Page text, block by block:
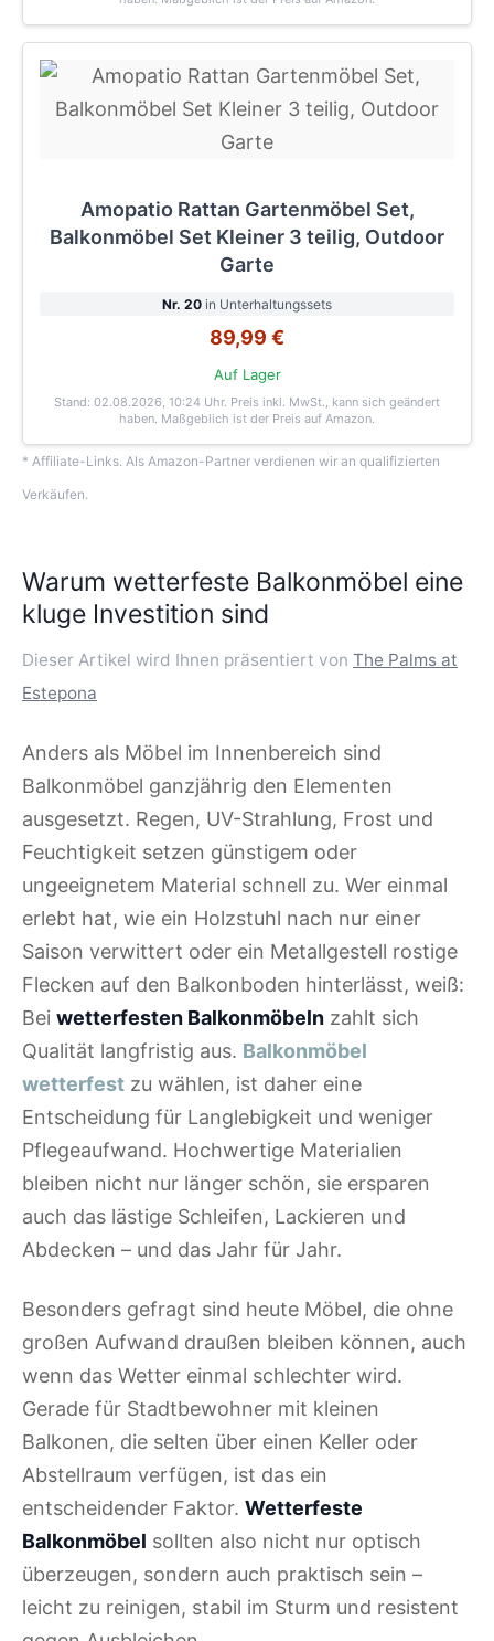
Amopatio Rattan Gartenmöbel Set,
Balkonmöbel Set Kleiner 3 teilig, Outdoor
Garte
Nr. 20 in Unterhaltungssets
89,99 €
Auf Lager
Stand: 02.08.2026, 10:24 Uhr. Preis inkl. MwSt., kann sich geändert
haben. Maßgeblich ist der Preis auf Amazon.
* Affiliate-Links. Als Amazon-Partner verdienen wir an qualifizierten
Verkäufen.
Warum wetterfeste Balkonmöbel eine
kluge Investition sind
Dieser Artikel wird Ihnen präsentiert von The Palms at
Estepona
Anders als Möbel im Innenbereich sind
Balkonmöbel ganzjährig den Elementen
ausgesetzt. Regen, UV-Strahlung, Frost und
Feuchtigkeit setzen günstigem oder
ungeeignetem Material schnell zu. Wer einmal
erlebt hat, wie ein Holzstuhl nach nur einer
Saison verwittert oder ein Metallgestell rostige
Flecken auf den Balkonboden hinterlässt, weiß:
Bei wetterfesten Balkonmöbeln zahlt sich
Qualität langfristig aus. Balkonmöbel
wetterfest zu wählen, ist daher eine
Entscheidung für Langlebigkeit und weniger
Pflegeaufwand. Hochwertige Materialien
bleiben nicht nur länger schön, sie ersparen
auch das lästige Schleifen, Lackieren und
Abdecken – und das Jahr für Jahr.
Besonders gefragt sind heute Möbel, die ohne
großen Aufwand draußen bleiben können, auch
wenn das Wetter einmal schlechter wird.
Gerade für Stadtbewohner mit kleinen
Balkonen, die selten über einen Keller oder
Abstellraum verfügen, ist das ein
entscheidender Faktor. Wetterfeste
Balkonmöbel sollten also nicht nur optisch
überzeugen, sondern auch praktisch sein –
leicht zu reinigen, stabil im Sturm und resistent